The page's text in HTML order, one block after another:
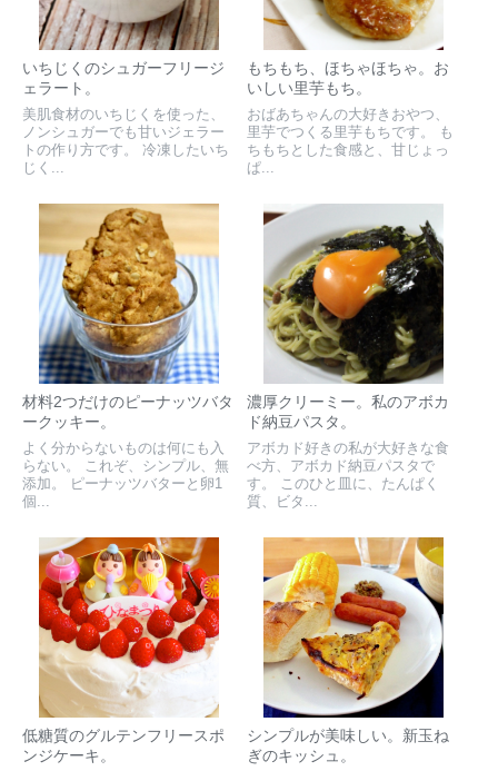
いちじくのシュガーフリージ
ェラート。
美肌食材のいちじくを使った、
ノンシュガーでも甘いジェラー
トの作り方です。 冷凍したいち
じく...
もちもち、ほちゃほちゃ。お
いしい里芋もち。
おばあちゃんの大好きおやつ、
里芋でつくる里芋もちです。 も
ちもちとした食感と、甘じょっ
ぱ...
材料2つだけのピーナッツバタ
ークッキー。
よく分からないものは何にも入
らない。 これぞ、シンプル、無
添加。 ピーナッツバターと卵1
個...
濃厚クリーミー。私のアボカ
ド納豆パスタ。
アボカド好きの私が大好きな食
べ方、アボカド納豆パスタで
す。 このひと皿に、たんぱく
質、ビタ...
低糖質のグルテンフリースポ
ンジケーキ。
シンプルが美味しい。新玉ね
ぎのキッシュ。